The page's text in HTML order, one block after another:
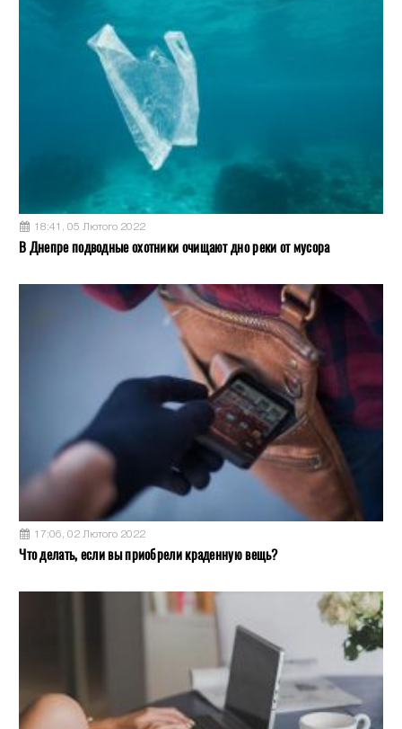
18:41, 05 Лютого 2022
В Днепре подводные охотники очищают дно реки от мусора
17:06, 02 Лютого 2022
Что делать, если вы приобрели краденную вещь?